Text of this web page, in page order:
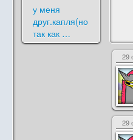
у меня
друг.капля(но
так как …
29
29